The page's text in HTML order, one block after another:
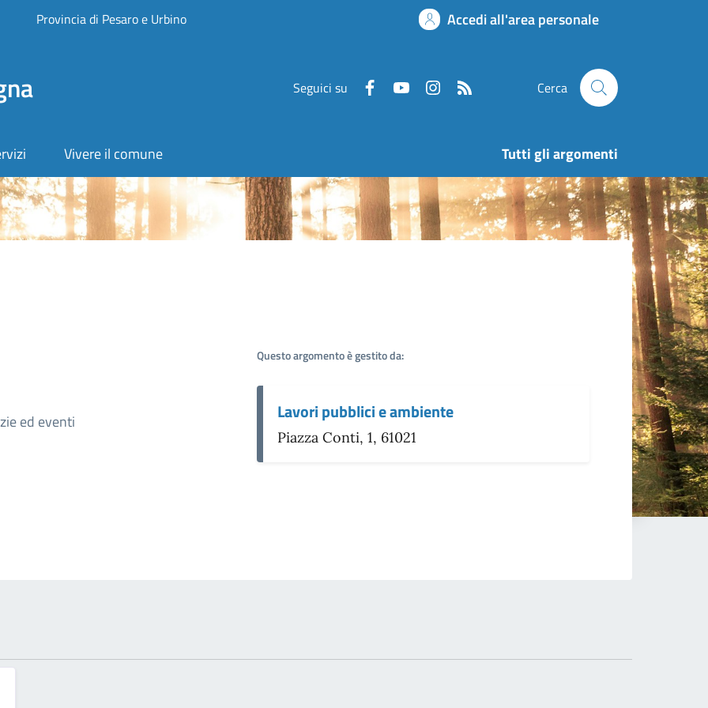
Provincia di Pesaro e Urbino Accedi all'area personale
Seguici su Cerca
Vivere il comune Tutti gli argomenti
ed eventi
Questo argomento è gestito da:
Lavori pubblici e ambiente
Piazza Conti, 1, 61021